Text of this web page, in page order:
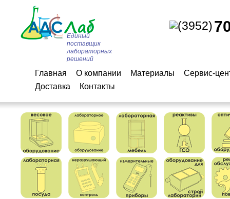
(3952)
Единый
поставщик
лабораторных
решений
Главная О компании Материалы
Сервис-
Доставка
Контакты